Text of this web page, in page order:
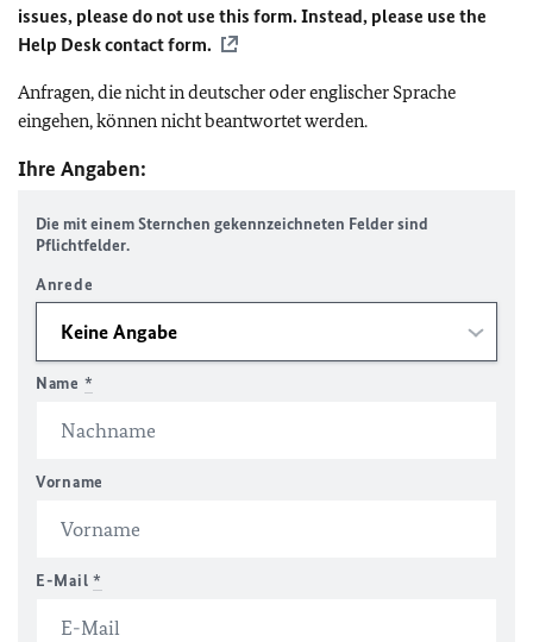
issues, please do not use this form. Instead, please use the
Help Desk contact form.
Anfragen, die nicht in deutscher oder englischer Sprache
eingehen, können nicht beantwortet werden.
Ihre Angaben:
Die mit einem Sternchen gekennzeichneten Felder sind
Pflichtfelder.
Anrede
Name *
Vorname
E-Mail *